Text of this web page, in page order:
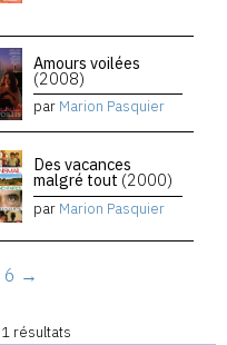
Amours voilées
(2008)
par Marion Pasquier
Des vacances
malgré tout (2000)
par Marion Pasquier
6 →
1 résultats